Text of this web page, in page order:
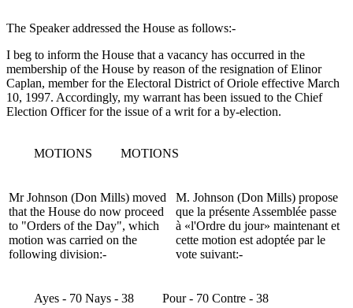
The Speaker addressed the House as follows:-
I beg to inform the House that a vacancy has occurred in the
membership of the House by reason of the resignation of Elinor
Caplan, member for the Electoral District of Oriole effective March
10, 1997. Accordingly, my warrant has been issued to the Chief
Election Officer for the issue of a writ for a by-election.
MOTIONS MOTIONS
Mr Johnson (Don Mills) moved
that the House do now proceed
to "Orders of the Day", which
motion was carried on the
following division:-
M. Johnson (Don Mills) propose
que la présente Assemblée passe
à «l'Ordre du jour» maintenant et
cette motion est adoptée par le
vote suivant:-
Ayes - 70 Nays - 38 Pour - 70 Contre - 38